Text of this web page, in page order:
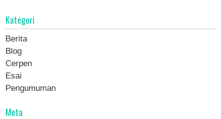
Kategori
Berita
Blog
Cerpen
Esai
Pengumuman
Meta